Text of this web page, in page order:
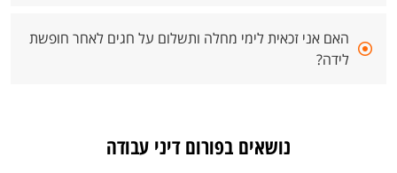
האם אני זכאית לימי מחלה ותשלום על חגים לאחר חופשת
לידה?
נושאים בפורום דיני עבודה